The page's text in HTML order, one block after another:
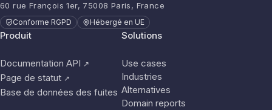
60 rue François 1er, 75008 Paris, France
Conforme RGPD Hébergé en UE
Produit
Documentation API ↗
Page de statut ↗
Base de données des fuites
Solutions
Use cases
Industries
Alternatives
Domain reports